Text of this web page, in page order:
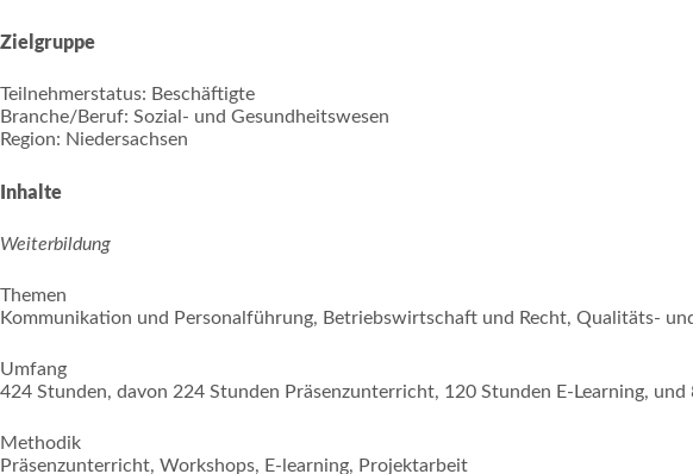
Zielgruppe
Teilnehmerstatus: Beschäftigte
Branche/Beruf: Sozial- und Gesundheitswesen
Region: Niedersachsen
Inhalte
Weiterbildung
Themen
Kommunikation und Personalführung, Betriebswirtschaft und Recht, Qualitäts-
Umfang
424 Stunden, davon 224 Stunden Präsenzunterricht, 120 Stunden E-Learning,
Methodik
Präsenzunterricht, Workshops, E-learning, Projektarbeit